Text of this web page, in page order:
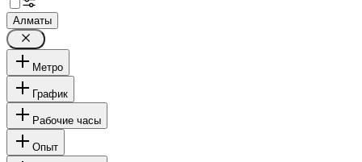
Алматы
Метро
График
Рабочие часы
Опыт